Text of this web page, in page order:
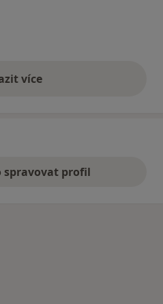
více
výše uvedené názory
spravovat profil